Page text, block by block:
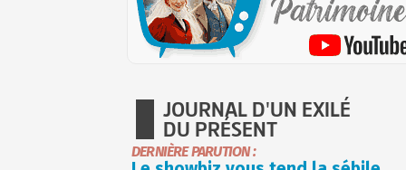
JOURNAL D'UN EXILÉ
DU PRÉSENT
DERNIÈRE PARUTION :